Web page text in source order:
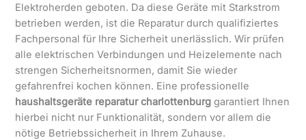
Elektroherden geboten. Da diese Geräte mit Starkstrom
betrieben werden, ist die Reparatur durch qualifiziertes
Fachpersonal für Ihre Sicherheit unerlässlich. Wir prüfen
alle elektrischen Verbindungen und Heizelemente nach
strengen Sicherheitsnormen, damit Sie wieder
gefahrenfrei kochen können. Eine professionelle
haushaltsgeräte reparatur charlottenburg garantiert Ihnen
hierbei nicht nur Funktionalität, sondern vor allem die
nötige Betriebssicherheit in Ihrem Zuhause.